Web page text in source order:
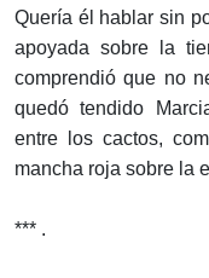
Quería él hablar sin
apoyada sobre la
comprendió que no
quedó tendido
entre los cactos,
mancha roja sobre la
*** .